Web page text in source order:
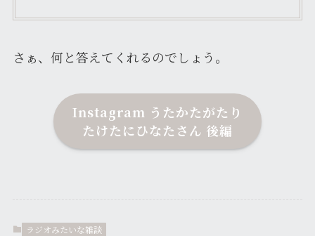
さぁ、何と答えてくれるのでしょう。
Instagram うたかたがたり
たけたにひなたさん 後編
ラジオみたいな雑談